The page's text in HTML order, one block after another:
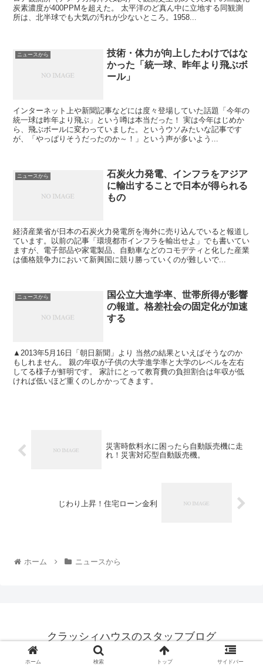
炭素濃度が400PPMを超えた。 太平洋のど真ん中に立地する同観測
所は、北半球でも大気の汚れが少ないところ。1958...
ニュースから
技術・体力が向上したわけではな
かった「統一球、昨年より飛ぶボ
ール」
インターネット上や新聞記事などには度々登場していた話題「今年の
統一球は昨年より飛ぶ」という噂は本当だった！ 実は今年はじめか
ら、飛ぶボールに変わっていました。というウソみたいな記事です
が、「やっぱりそうだったのか～！」という声が多いよう...
ニュースから
石炭火力発電、インフラをアジア
に輸出することで日本が得られる
もの
経済産業省が日本の石炭火力発電所を海外に売り込んでいると報道し
ています。以前の記事「環境都市インフラを輸出せよ」でも書いてい
ますが、電子部品や家電製品、自動車などのコモデティと化した産業
は価格競争力において新興国に競り勝っていくのが難しいで...
ニュースから
国公立大進学率、世帯所得が影響
の報道。格差社会の固定化が加速
する
▲2013年5月16日「朝日新聞」より 当然の結果といえばそうなのか
もしれません。 親の年収が子供の大学進学率と大学のレベルを左右
してる様子が鮮明です。 家計にとって教育費の負担割合は年収が低
ければ低いほど重くのしかかってきます。
災害時飲料水に困ったら自動販売機に走
れ！災害対応型自動販売機。
じわり上昇！住宅ローン金利
ホーム ニュースから
クラッシィハウスのスタッフブログ
© 2019 クラッシィハウスのスタッフブログ.
ホーム 検索 トップ サイドバー